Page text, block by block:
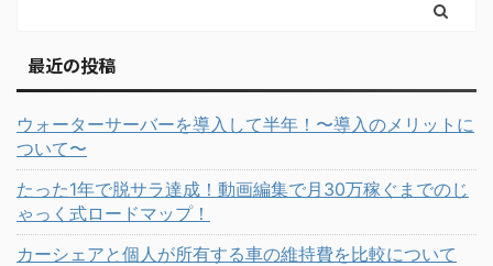
最近の投稿
ウォーターサーバーを導入して半年！〜導入のメリットに
ついて〜
たった1年で脱サラ達成！動画編集で月30万稼ぐまでのじ
ゃっく式ロードマップ！
カーシェアと個人が所有する車の維持費を比較について